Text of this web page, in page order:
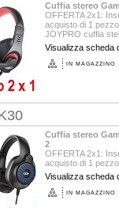
Cuffia stereo
OFFERTA 2x1:
acquisto di 1
JOYPRO cuffia
Visualizza scheda
IN MAGAZZINO
Cuffia stereo
2
OFFERTA 2x1:
acquisto di 1
SPACEPRO cuffia
Visualizza scheda
IN MAGAZZINO